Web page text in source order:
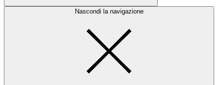
Nascondi la navigazione